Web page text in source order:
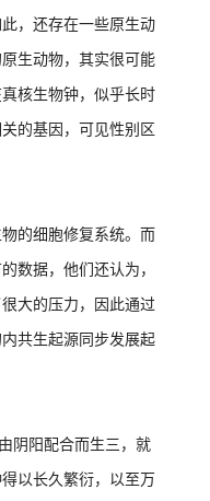
，还存在一些原生动
生动物，其实很可能
核生物钟，似乎长时
的基因，可见性别区
的细胞修复系统。而
数据，他们还认为，
大的压力，因此通过
共生起源同步发展起
阴阳配合而生三，就
以长久繁衍，以至万